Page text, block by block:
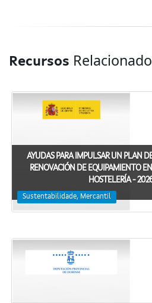
Recursos
AYUDAS PARA IMPULSAR UN PLAN
RENOVACIÓN DE EQUIPAMIENTO
HOSTELERÍA -
Sustentabilidade, Mercantil